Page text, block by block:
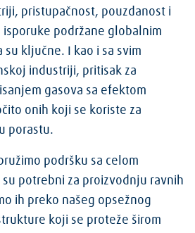
pristupačnost, pouzdanost i
podržane globalnim
su ključne. I kao i sa svim
industriji, pritisak za
gasova sa efektom
onih koji se koriste za
porastu.
podršku sa celom
potrebni za proizvodnju ravnih
ih preko našeg opsežnog
koji se proteže širom